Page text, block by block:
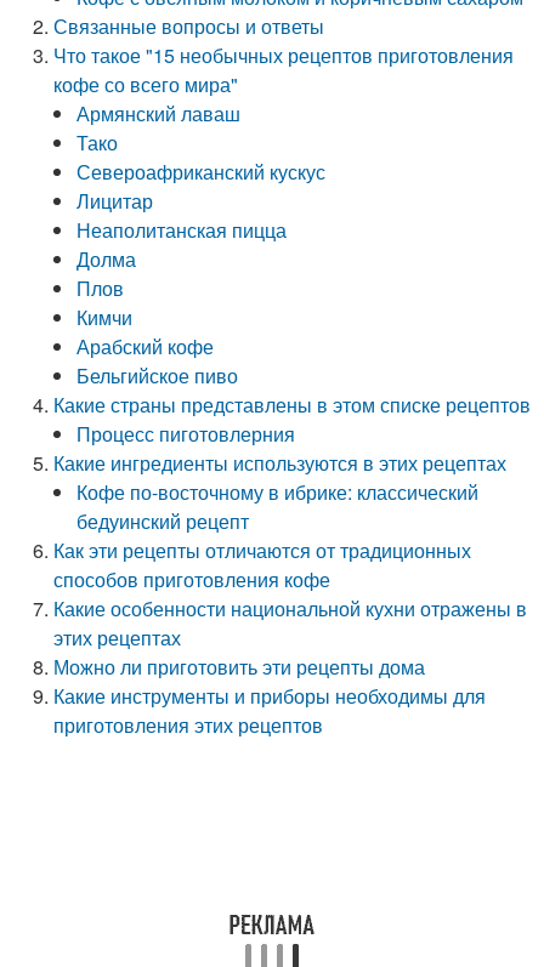
Связанные вопросы и ответы
Что такое "15 необычных рецептов приготовления
кофе со всего мира"
Армянский лаваш
Тако
Североафриканский кускус
Лицитар
Неаполитанская пицца
Долма
Плов
Кимчи
Арабский кофе
Бельгийское пиво
Какие страны представлены в этом списке рецептов
Процесс пиготовлерния
Какие ингредиенты используются в этих рецептах
Кофе по-восточному в ибрике: классический
бедуинский рецепт
Как эти рецепты отличаются от традиционных
способов приготовления кофе
Какие особенности национальной кухни отражены в
этих рецептах
Можно ли приготовить эти рецепты дома
Какие инструменты и приборы необходимы для
приготовления этих рецептов